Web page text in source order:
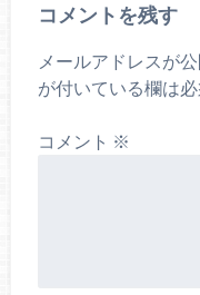
コメントを残す
メールアドレスが
が付いている欄は
コメント ※